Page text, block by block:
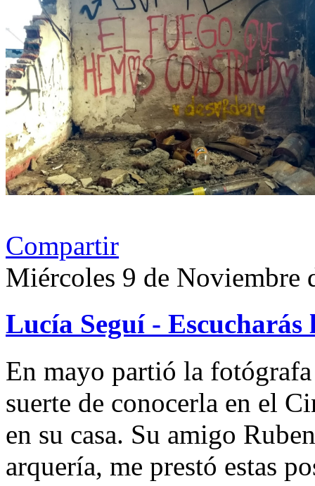
Compartir
Miércoles 9 de Noviembre
Lucía Seguí - Escucharás
En mayo partió la
suerte de conocerla en el
en su casa. Su amigo
arquería, me prestó estas